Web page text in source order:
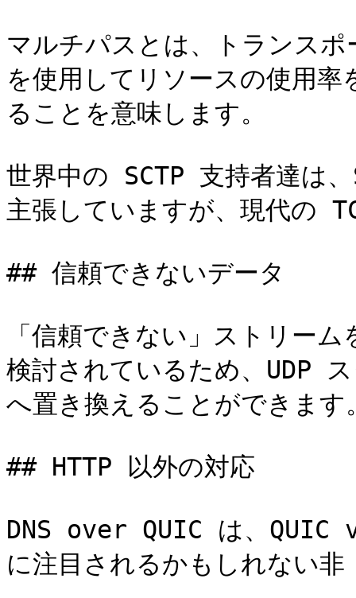
マルチパスとは、トランス
を使用してリソースの使用
ることを意味します。
世界中の SCTP 支持者達は
主張していますが、現代の
## 信頼できないデータ
「信頼できない」ストリー
検討されているため、UDP
へ置き換えることができます
## HTTP 以外の対応
DNS over QUIC は、QUIC
に注目されるかもしれない